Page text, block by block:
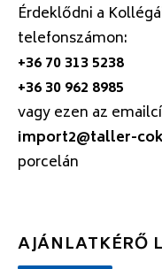
Érdeklődni a
telefonszámon:
+36 70 313 5238
+36 30 962 8985
vagy ezen az
import2@taller-
porcelán
AJÁNLATKÉRŐ